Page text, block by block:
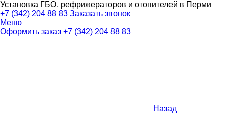
Установка ГБО, рефрижераторов и отопителей в Перми
+7 (342) 204 88 83 Заказать звонок
Меню
Оформить заказ +7 (342) 204 88 83
Назад